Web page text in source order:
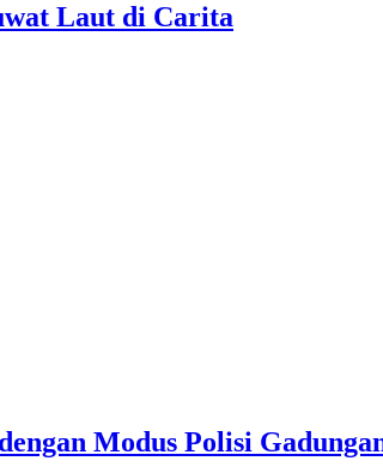
Laut di Carita
Modus Polisi